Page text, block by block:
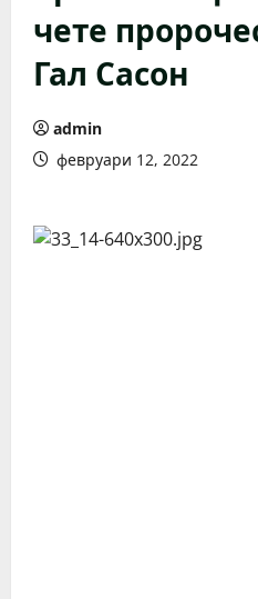
чете
Гал Сасон
admin
февруари 12, 2022